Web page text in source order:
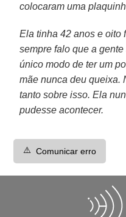
colocaram uma
Ela tinha 42 anos e oito
sempre falo que a
único modo de ter um
mãe nunca deu queixa.
tanto sobre isso. Ela
pudesse acontecer.
⚠️ Comunicar erro